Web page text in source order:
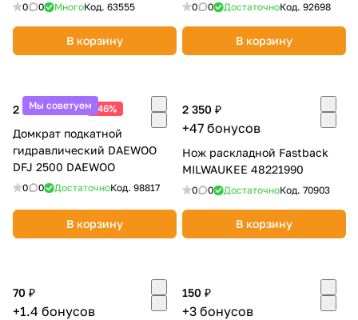
0 0 МногоКод. 63555
В корзину
0 0 ДостаточноКод. 92698
В корзину
Мы советуем
2 990 ₽5 490 ₽ -46%
Домкрат подкатной
гидравлический DAEWOO
DFJ 2500 DAEWOO
0 0 ДостаточноКод. 98817
В корзину
2 350 ₽
+47 бонусов
Нож раскладной Fastback
MILWAUKEE 48221990
0 0 ДостаточноКод. 70903
В корзину
70 ₽
+1.4 бонусов
150 ₽
+3 бонусов
раз в 2 недели